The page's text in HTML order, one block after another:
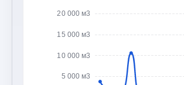
5 000 м3
10 000 м3
15 000 м3
20 000 м3